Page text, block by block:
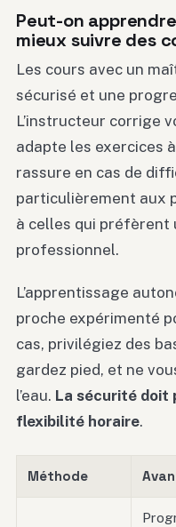
Peut-on
mieux suivre des
Les cours avec un
sécurisé et une
L’instructeur corrige
adapte les exercices
rassure en cas de
particulièrement aux
à celles qui préfèrent
professionnel.
L’apprentissage
proche expérimenté
cas, privilégiez des
gardez pied, et ne
l’eau. La sécurité doit
flexibilité horaire.
Méthode